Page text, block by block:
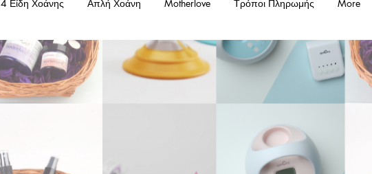
4 Είδη Χοάνης Απλή Χοάνη Motherlove Τρόποι Πληρωμής More